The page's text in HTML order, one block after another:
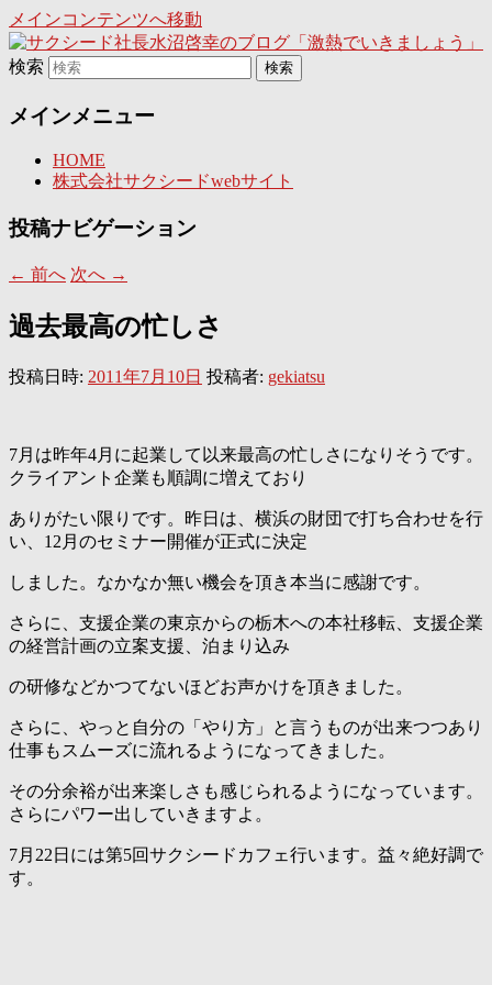
メインコンテンツへ移動
サクシード社長水沼啓幸のブ
ログ「激熱でいきましょう」
日々是激熱
検索
メインメニュー
HOME
株式会社サクシードwebサイト
投稿ナビゲーション
← 前へ 次へ →
過去最高の忙しさ
投稿日時: 2011年7月10日 投稿者: gekiatsu
7月は昨年4月に起業して以来最高の忙しさになりそうです。
クライアント企業も順調に増えており
ありがたい限りです。昨日は、横浜の財団で打ち合わせを行
い、12月のセミナー開催が正式に決定
しました。なかなか無い機会を頂き本当に感謝です。
さらに、支援企業の東京からの栃木への本社移転、支援企業
の経営計画の立案支援、泊まり込み
の研修などかつてないほどお声かけを頂きました。
さらに、やっと自分の「やり方」と言うものが出来つつあり
仕事もスムーズに流れるようになってきました。
その分余裕が出来楽しさも感じられるようになっています。
さらにパワー出していきますよ。
7月22日には第5回サクシードカフェ行います。益々絶好調で
す。